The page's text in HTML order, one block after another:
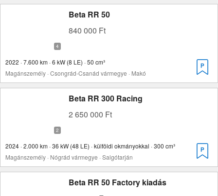
Beta RR 50
840 000 Ft
2022 · 7.600 km · 6 kW (8 LE) · 50 cm³
Magánszemély · Csongrád-Csanád vármegye · Makó
Beta RR 300 Racing
2 650 000 Ft
2024 · 2.000 km · 36 kW (48 LE) · külföldi okmányokkal · 300 cm³
Magánszemély · Nógrád vármegye · Salgótarján
Beta RR 50 Factory kiadás